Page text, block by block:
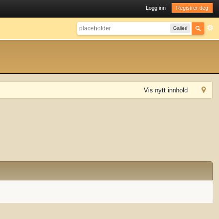
Logg inn Registrer deg
Galleri
Vis nytt innhold